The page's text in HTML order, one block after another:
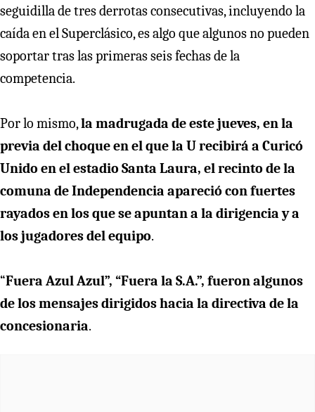
seguidilla de tres derrotas consecutivas, incluyendo la
caída en el Superclásico, es algo que algunos no pueden
soportar tras las primeras seis fechas de la
competencia.
Por lo mismo,la madrugada de este jueves, en la
previa del choque en el que la U recibirá a Curicó
Unido en el estadio Santa Laura, el recinto de la
comuna de Independencia apareció con fuertes
rayados en los que se apuntan a la dirigencia y a
los jugadores del equipo.
“Fuera Azul Azul”, “Fuera la S.A.”, fueron algunos
de los mensajes dirigidos hacia la directiva de la
concesionaria.